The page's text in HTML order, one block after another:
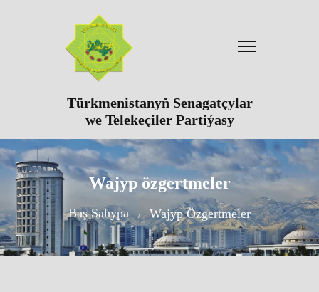
Türkmenistanyň Senagatçylar
we Telekeçiler Partiýasy
Wajyp özgertmeler
Baş Sahypa Wajyp Özgertmeler